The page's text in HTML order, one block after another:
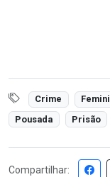
Crime
Pousada
Prisão
Compartilhar: